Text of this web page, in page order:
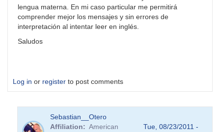
lengua materna. En mi caso particular me permitirá
comprender mejor los mensajes y sin errores de
interpretación al intentar leer en inglés.
Saludos
Log in or register to post comments
Sebastian__Otero
Affiliation
American
Tue, 08/23/2011 -